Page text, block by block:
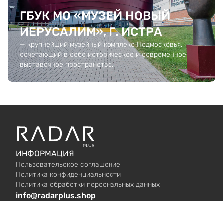
ГБУК МО «МУЗЕЙ НОВЫЙ
ИЕРУСАЛИМ», Г. ИСТРА
— крупнейший музейный комплекс Подмосковья,
сочетающий в себе историческое и современное
выставочное пространство.
ИНФОРМАЦИЯ
Пользовательское соглашение
Политика конфиденциальности
Политика обработки персональных данных
info@radarplus.shop